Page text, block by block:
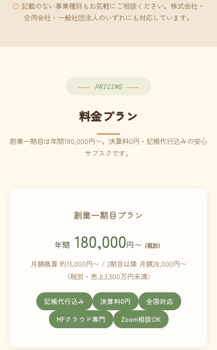
記載のない事業種別もお気軽にご相談ください。株式会社・
合同会社・一般社団法人のいずれにも対応しています。
PRICING
料金プラン
創業一期目は年間180,000円〜。決算料0円・記帳代行込みの安心
サブスクです。
創業一期目プラン
年間 180,000円〜 （税別）
月額換算 約15,000円〜 / 2期目以降 月額28,000円〜
（税別・売上3,500万円未満）
記帳代行込み 決算料0円
全国対応
MFクラウド専門
Zoom相談OK